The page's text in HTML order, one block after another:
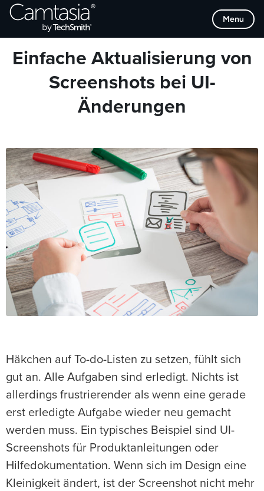
Direkt
zum
Menu
Browse Categories
Einfache Aktualisierung von
Screenshots bei UI-
Änderungen
Häkchen auf To-do-Listen zu setzen, fühlt sich
gut an. Alle Aufgaben sind erledigt. Nichts ist
allerdings frustrierender als wenn eine gerade
erst erledigte Aufgabe wieder neu gemacht
werden muss. Ein typisches Beispiel sind UI-
Screenshots für Produktanleitungen oder
Hilfedokumentation. Wenn sich im Design eine
Kleinigkeit ändert, ist der Screenshot nicht mehr